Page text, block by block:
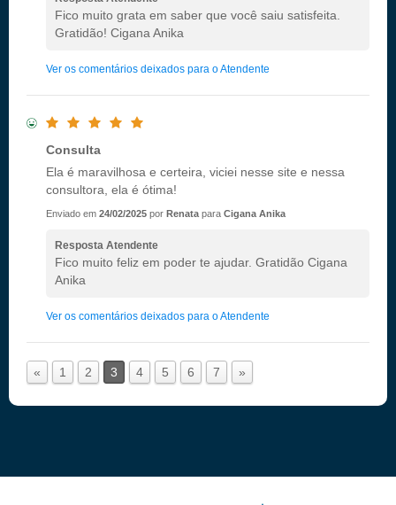
Fico muito grata em saber que você saiu satisfeita.
Gratidão! Cigana Anika
Ver os comentários deixados para o Atendente
Consulta
Ela é maravilhosa e certeira, viciei nesse site e nessa
consultora, ela é ótima!
Enviado em 24/02/2025 por Renata para Cigana Anika
Resposta Atendente
Fico muito feliz em poder te ajudar. Gratidão Cigana
Anika
Ver os comentários deixados para o Atendente
« 1 2 3 4 5 6 7 »